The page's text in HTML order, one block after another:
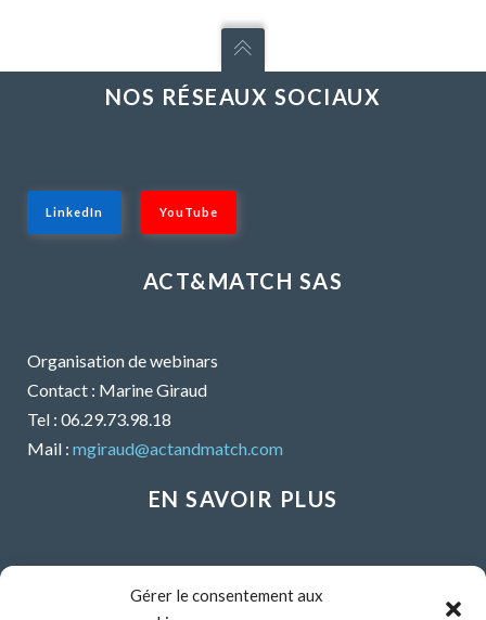
Gérer le consentement aux
NOS RÉSEAUX SOCIAUX
LinkedIn YouTube
ACT&MATCH SAS
Organisation de webinars
Contact : Marine Giraud
Tel : 06.29.73.98.18
Mail : mgiraud@actandmatch.com
EN SAVOIR PLUS
Organiser un webinar